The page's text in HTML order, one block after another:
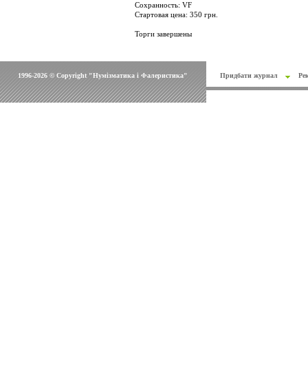
Сохранность: VF
Стартовая цена: 350 грн.
Торги завершены
1996-2026 © Copyright "Нумізматика і Фалеристика" Придбати журнал